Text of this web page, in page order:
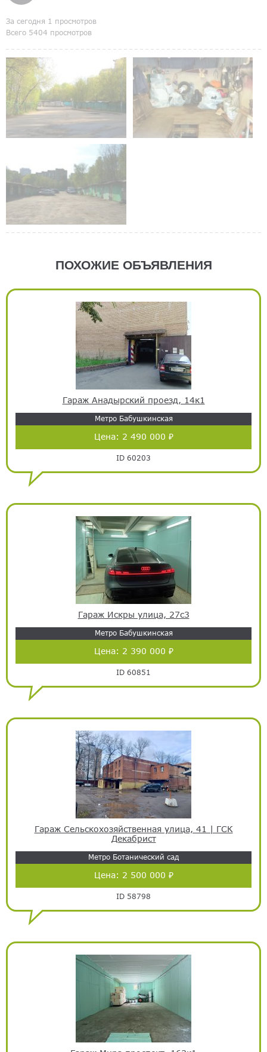
За сегодня 1 просмотров
Всего 5404 просмотров
ПОХОЖИЕ ОБЪЯВЛЕНИЯ
Гараж Анадырский проезд, 14к1
Метро Бабушкинская
Цена: 2 490 000 ₽
ID 60203
Гараж Искры улица, 27с3
Метро Бабушкинская
Цена: 2 390 000 ₽
ID 60851
Гараж Сельскохозяйственная улица, 41 | ГСК
Декабрист
Метро Ботанический сад
Цена: 2 500 000 ₽
ID 58798